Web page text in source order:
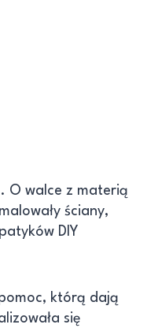
O walce z materią
ściany,
DIY
którą dają
się